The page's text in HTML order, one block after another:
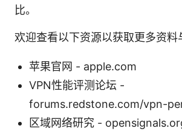
比。
欢迎查看以下资源以获取更多资料
苹果官网 - apple.com
VPN性能评测论坛 -
forums.redstone.com/vpn-
区域网络研究 -